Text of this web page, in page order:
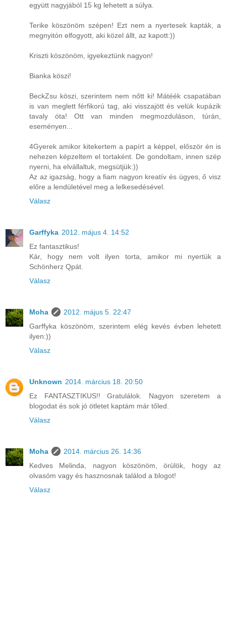
együtt nagyjából 15 kg lehetett a súlya.
Terike köszönöm szépen! Ezt nem a nyertesek kapták, a
megnyitón elfogyott, aki közel állt, az kapott:))
Kriszti köszönöm, igyekeztünk nagyon!
Bianka köszi!
BeckZsu köszi, szerintem nem nőtt ki! Mátéék csapatában
is van meglett férfikorú tag, aki visszajött és velük kupázik
tavaly óta! Ott van minden megmozduláson, túrán,
eseményen...
4Gyerek amikor kitekertem a papírt a képpel, először én is
nehezen képzeltem el tortaként. De gondoltam, innen szép
nyerni, ha elvállaltuk, megsütjük:))
Az az igazság, hogy a fiam nagyon kreatív és ügyes, ő visz
előre a lendületével meg a lelkesedésével.
Válasz
Garffyka 2012. május 4. 14:52
Ez fantasztikus!
Kár, hogy nem volt ilyen torta, amikor mi nyertük a
Schönherz Qpát.
Válasz
Moha
2012. május 5. 22:47
Garffyka köszönöm, szerintem elég kevés évben lehetett
ilyen:))
Válasz
Unknown 2014. március 18. 20:50
Ez FANTASZTIKUS!! Gratulálok. Nagyon szeretem a
blogodat és sok jó ötletet kaptám már tőled.
Válasz
Moha
2014. március 26. 14:36
Kedves Melinda, nagyon köszönöm, örülök, hogy az
olvasóm vagy és hasznosnak találod a blogot!
Válasz